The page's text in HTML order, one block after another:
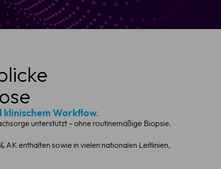
Workflow.
unterstützt – ohne routinemäßige Biopsie.
AK enthalten sowie in vielen nationalen Leitlinien,